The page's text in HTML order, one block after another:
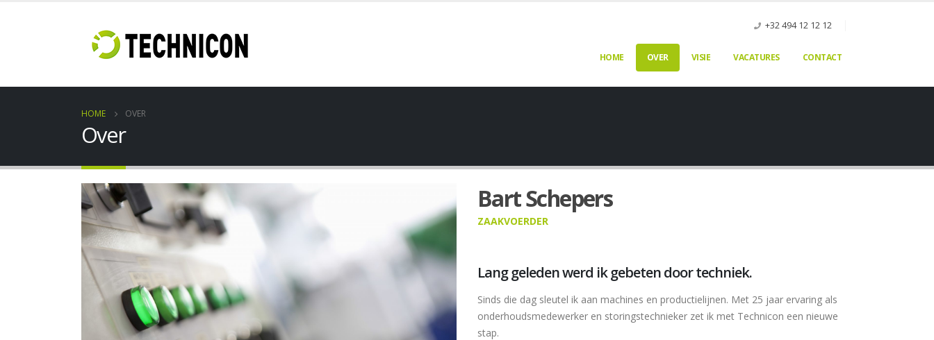
+32 494 12 12 12
HOME OVER VISIE VACATURES CONTACT
HOME OVER
Over
Bart Schepers
ZAAKVOERDER
Lang geleden werd ik gebeten door techniek.
Sinds die dag sleutel ik aan machines en productielijnen. Met 25 jaar ervaring als
onderhoudsmedewerker en storingstechnieker zet ik met Technicon een nieuwe
stap.